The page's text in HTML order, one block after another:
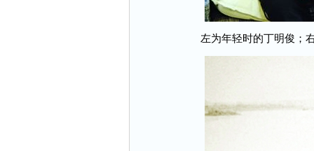
左为年轻时的丁明俊；